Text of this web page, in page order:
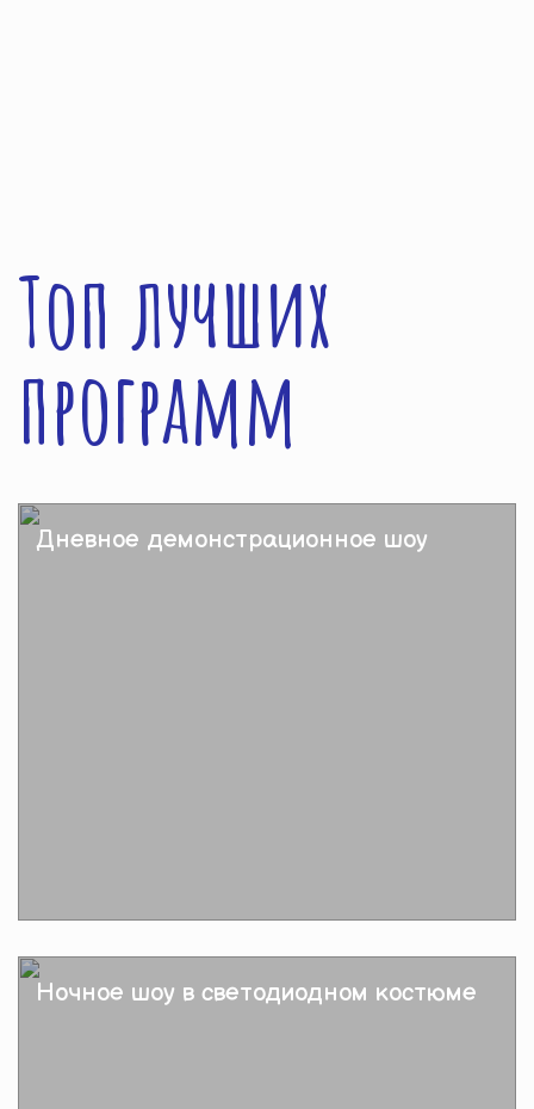
Топ лучших
программ
Дневное демонстрационное шоу
Подробнее
Ночное шоу в светодиодном костюме